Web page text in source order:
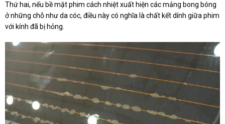
Thứ hai, nếu bề mặt phim cách nhiệt xuất hiện các mảng bong bóng
ở những chỗ như da cóc, điều này có nghĩa là chất kết dính giữa phim
với kính đã bị hỏng.